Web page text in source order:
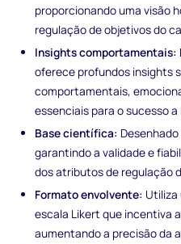
proporcionando uma visão
regulação de objetivos do
Insights comportamentais:
oferece profundos insights
comportamentais,
essenciais para o sucesso a
Base científica:
garantindo a validade e
dos atributos de regulação
Formato envolvente: Utiliza
escala Likert que incentiva
aumentando a precisão da